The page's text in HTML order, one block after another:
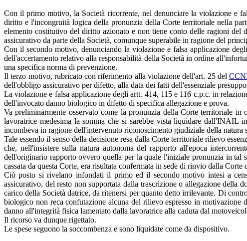
Con il primo motivo, la Società ricorrente, nel denunciare la violazione e
diritto e l'incongruità logica della pronunzia della Corte territoriale nella
elemento costitutivo del diritto azionato e non tiene conto delle ragioni
assicurativo da parte della Società, comunque superabile in ragione del
Con il secondo motivo, denunciando la violazione e falsa applicazione
dell'accertamento relativo alla responsabilità della Società in ordine
una specifica norma di prevenzione.
Il terzo motivo, rubricato con riferimento alla violazione dell'art. 25 del
dell'obbligo assicurativo per difetto, alla data dei fatti dell'essenziale
La violazione e falsa applicazione degli artt. 414, 115 e 116 c.p.c. in
dell'invocato danno biologico in difetto di specifica allegazione e prova.
Va preliminarmente osservato come la pronunzia della Corte territoriale
lavoratrice medesima la somma che si sarebbe vista liquidare dall'INAIL
incombeva in ragione dell'intervenuto riconoscimento giudiziale della natura
Tale essendo il senso della decisione resa dalla Corte territoriale rilievo
che, nell'insistere sulla natura autonoma del rapporto all'epoca
dell'originario rapporto ovvero quella per la quale l'iniziale pronunzia in tal
cassata da questa Corte, era risultata confermata in sede di rinvio dalla
Ciò posto si rivelano infondati il primo ed il secondo motivo intesi a
assicurativo, del resto non supportata dalla trascrizione o allegazione della
carico della Società datrice, da ritenersi per quanto detto irrilevante. Di
biologico non reca confutazione alcuna del rilievo espresso in
danno all'integrità fisica lamentato dalla lavoratrice alla caduta dal
Il ricorso va dunque rigettato.
Le spese seguono la soccombenza e sono liquidate come da dispositivo.